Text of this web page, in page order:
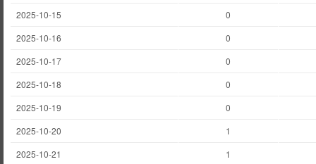
2025-10-15
0
2025-10-16
0
2025-10-17
0
2025-10-18
0
2025-10-19
0
2025-10-20
1
2025-10-21
1